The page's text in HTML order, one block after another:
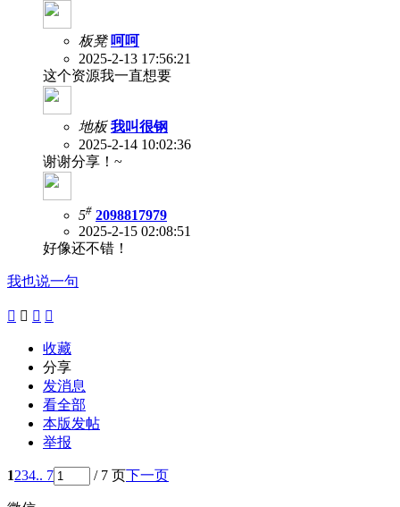
板凳 呵呵
2025-2-13 17:56:21
这个资源我一直想要
地板 我叫很钢
2025-2-14 10:02:36
谢谢分享！~
5# 2098817979
2025-2-15 02:08:51
好像还不错！
我也说一句
   
收藏
分享
发消息
看全部
本版发帖
举报
1234.. 7 / 7 页下一页